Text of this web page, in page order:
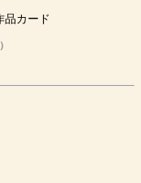
カード